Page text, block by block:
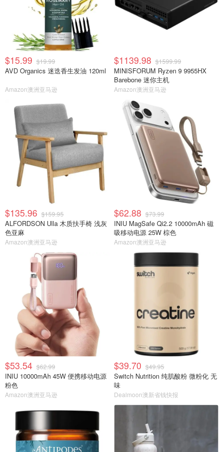
$15.99 $19.99
AVD Organics 迷迭香生发油 120ml
Amazon澳洲亚马逊
$1139.98 $1599.99
MINISFORUM Ryzen 9 9955HX
Barebone 迷你主机
Amazon澳洲亚马逊
$135.96 $159.95
ALFORDSON Ulla 木质扶手椅 浅灰
色亚麻
Amazon澳洲亚马逊
$62.88 $73.99
INIU MagSafe Qi2.2 10000mAh 磁
吸移动电源 25W 棕色
Amazon澳洲亚马逊
$53.54 $62.99
INIU 10000mAh 45W 便携移动电源
粉色
Amazon澳洲亚马逊
$39.70 $49.95
Switch Nutrition 纯肌酸粉 微粉化 无
味
Dealmoon澳新省钱快报